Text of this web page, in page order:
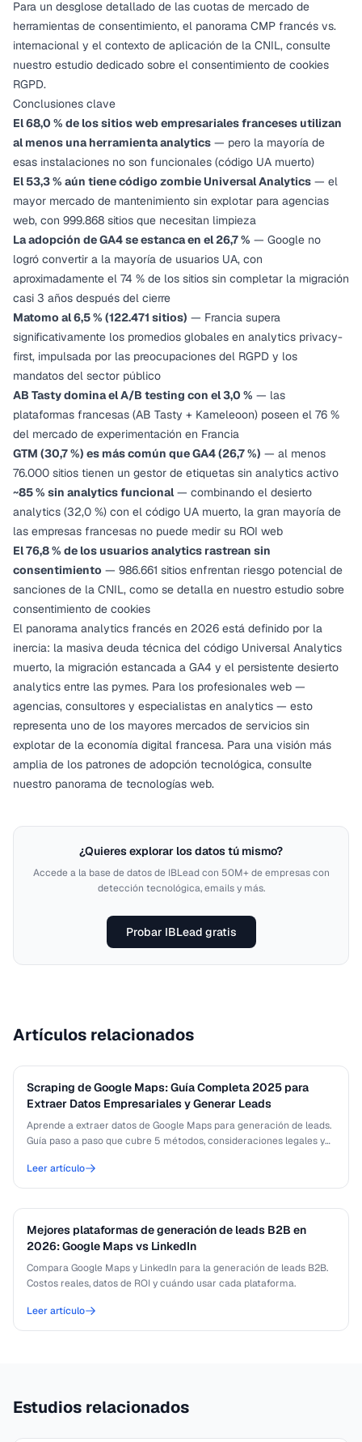
Para un desglose detallado de las cuotas de mercado de
herramientas de consentimiento, el panorama CMP francés vs.
internacional y el contexto de aplicación de la CNIL, consulte
nuestro estudio dedicado sobre el consentimiento de cookies
RGPD.
Conclusiones clave
El 68,0 % de los sitios web empresariales franceses utilizan
al menos una herramienta analytics — pero la mayoría de
esas instalaciones no son funcionales (código UA muerto)
El 53,3 % aún tiene código zombie Universal Analytics — el
mayor mercado de mantenimiento sin explotar para agencias
web, con 999.868 sitios que necesitan limpieza
La adopción de GA4 se estanca en el 26,7 % — Google no
logró convertir a la mayoría de usuarios UA, con
aproximadamente el 74 % de los sitios sin completar la migración
casi 3 años después del cierre
Matomo al 6,5 % (122.471 sitios) — Francia supera
significativamente los promedios globales en analytics privacy-
first, impulsada por las preocupaciones del RGPD y los
mandatos del sector público
AB Tasty domina el A/B testing con el 3,0 % — las
plataformas francesas (AB Tasty + Kameleoon) poseen el 76 %
del mercado de experimentación en Francia
GTM (30,7 %) es más común que GA4 (26,7 %) — al menos
76.000 sitios tienen un gestor de etiquetas sin analytics activo
~85 % sin analytics funcional— combinando el desierto
analytics (32,0 %) con el código UA muerto, la gran mayoría de
las empresas francesas no puede medir su ROI web
El 76,8 % de los usuarios analytics rastrean sin
consentimiento — 986.661 sitios enfrentan riesgo potencial de
sanciones de la CNIL, como se detalla en nuestro estudio sobre
consentimiento de cookies
El panorama analytics francés en 2026 está definido por la
inercia: la masiva deuda técnica del código Universal Analytics
muerto, la migración estancada a GA4 y el persistente desierto
analytics entre las pymes. Para los profesionales web —
agencias, consultores y especialistas en analytics — esto
representa uno de los mayores mercados de servicios sin
explotar de la economía digital francesa. Para una visión más
amplia de los patrones de adopción tecnológica, consulte
nuestro panorama de tecnologías web.
¿Quieres explorar los datos tú mismo?
Accede a la base de datos de IBLead con 50M+ de empresas con
detección tecnológica, emails y más.
Probar IBLead gratis
Artículos relacionados
Scraping de Google Maps: Guía Completa 2025 para
Extraer Datos Empresariales y Generar Leads
Aprende a extraer datos de Google Maps para generación de leads.
Guía paso a paso que cubre 5 métodos, consideraciones legales y
Leer artículo
Mejores plataformas de generación de leads B2B en
2026: Google Maps vs LinkedIn
Compara Google Maps y LinkedIn para la generación de leads B2B.
Costos reales, datos de ROI y cuándo usar cada plataforma.
Leer artículo
Estudios relacionados